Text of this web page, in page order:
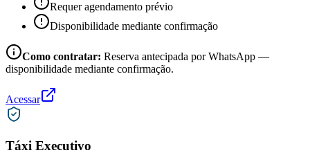
Requer agendamento prévio
Disponibilidade mediante confirmação
Como contratar: Reserva antecipada por WhatsApp —
disponibilidade mediante confirmação.
Acessar
Táxi Executivo